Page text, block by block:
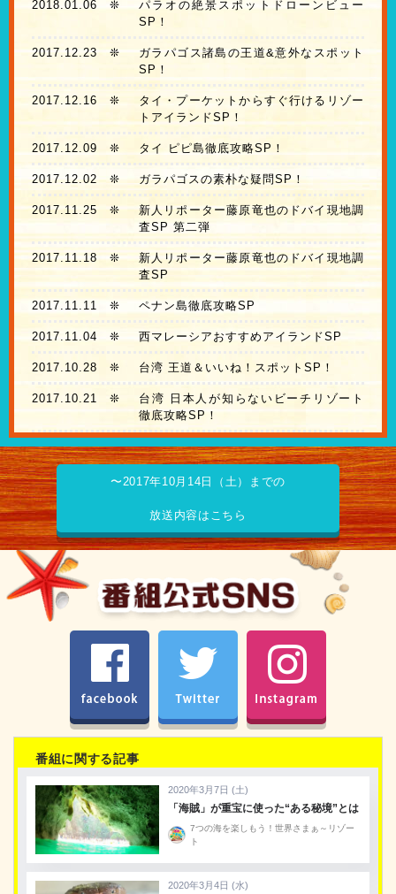
2018.01.06 ❊
パラオの絶景スポットドローンビュー
SP！
2017.12.23❊
ガラパゴス諸島の王道&意外なスポット
SP！
2017.12.16 ❊
タイ・プーケットからすぐ行けるリゾー
トアイランドSP！
2017.12.09 ❊ タイ ピピ島徹底攻略SP！
2017.12.02 ❊ ガラパゴスの素朴な疑問SP！
2017.11.25❊
新人リポーター藤原竜也のドバイ現地調
査SP 第二弾
2017.11.18❊
新人リポーター藤原竜也のドバイ現地調
査SP
2017.11.11 ❊ ペナン島徹底攻略SP
2017.11.04 ❊ 西マレーシアおすすめアイランドSP
2017.10.28 ❊ 台湾 王道＆いいね！スポットSP！
2017.10.21 ❊
台湾 日本人が知らないビーチリゾート
徹底攻略SP！
〜2017年10月14日（土）までの
放送内容はこちら
facebook Twitter
番組に関する記事